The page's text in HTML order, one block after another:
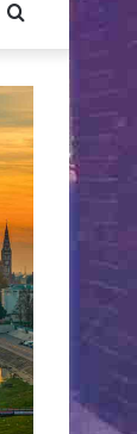
Keresés: